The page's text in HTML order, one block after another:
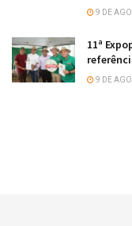
9 DE
11ª
9 DE